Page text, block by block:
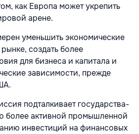
как Европа может укрепить
арене.
уменьшить экономические
создать более
для бизнеса и капитала и
зависимости, прежде
подталкивает государства-
более активной промышленной
инвестиций на финансовых